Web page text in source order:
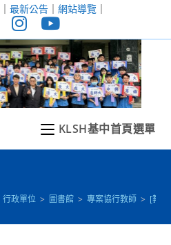
｜ 最新公告｜ 網站導覽｜
KLSH基中首頁選單
行政單位 > 圖書館 > 專案協行教師 > [教